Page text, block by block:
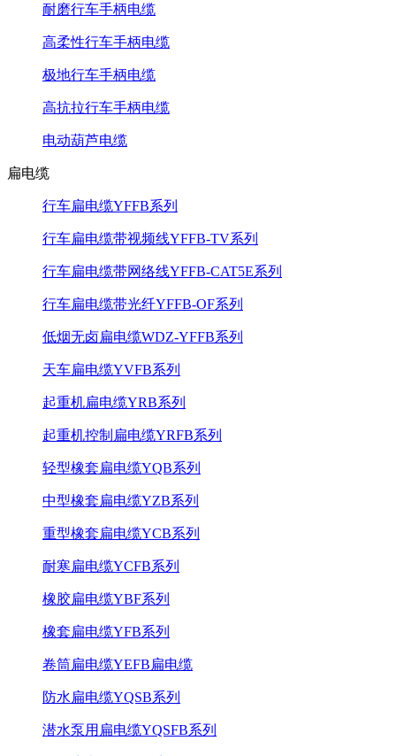
耐磨行车手柄电缆
高柔性行车手柄电缆
极地行车手柄电缆
高抗拉行车手柄电缆
电动葫芦电缆
扁电缆
行车扁电缆YFFB系列
行车扁电缆带视频线YFFB-TV系列
行车扁电缆带网络线YFFB-CAT5E系列
行车扁电缆带光纤YFFB-OF系列
低烟无卤扁电缆WDZ-YFFB系列
天车扁电缆YVFB系列
起重机扁电缆YRB系列
起重机控制扁电缆YRFB系列
轻型橡套扁电缆YQB系列
中型橡套扁电缆YZB系列
重型橡套扁电缆YCB系列
耐寒扁电缆YCFB系列
橡胶扁电缆YBF系列
橡套扁电缆YFB系列
卷筒扁电缆YEFB扁电缆
防水扁电缆YQSB系列
潜水泵用扁电缆YQSFB系列